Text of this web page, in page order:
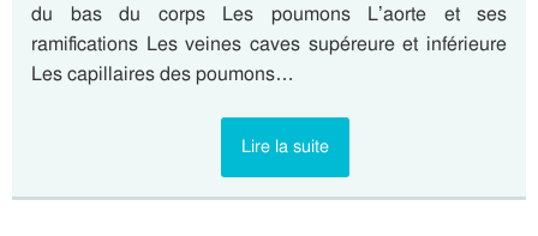
du bas du corps Les poumons L’aorte et ses
ramifications Les veines caves supéreure et inférieure
Les capillaires des poumons…
Lire la suite